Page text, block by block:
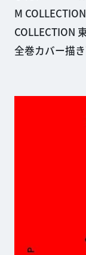
M
COLLECTION
全巻カバー描き